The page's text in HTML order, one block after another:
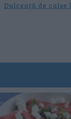
Dulceață de caise